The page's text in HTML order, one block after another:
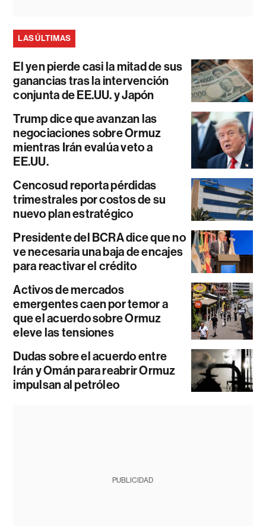
LAS ÚLTIMAS
El yen pierde casi la mitad de sus
ganancias tras la intervención
conjunta de EE.UU. y Japón
Trump dice que avanzan las
negociaciones sobre Ormuz
mientras Irán evalúa veto a
EE.UU.
Cencosud reporta pérdidas
trimestrales por costos de su
nuevo plan estratégico
Presidente del BCRA dice que no
ve necesaria una baja de encajes
para reactivar el crédito
Activos de mercados
emergentes caen por temor a
que el acuerdo sobre Ormuz
eleve las tensiones
Dudas sobre el acuerdo entre
Irán y Omán para reabrir Ormuz
impulsan al petróleo
PUBLICIDAD